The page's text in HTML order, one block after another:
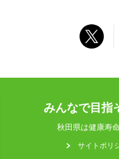
みんなで目指
秋田県は健康寿
サイトポリ